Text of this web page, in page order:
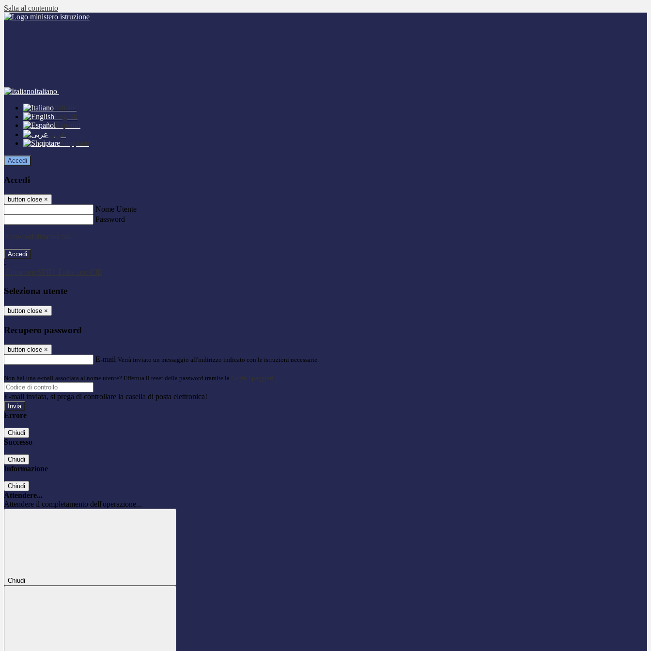
Salta al contenuto
Italiano
Italiano
English
Español
عربى
Shqiptare
Accedi
Accedi
button close ×
Nome Utente
Password
Password dimenticata?
-
Entra con SPID
Entra con CIE
Seleziona utente
button close ×
Recupero password
button close ×
E-mail Verrà inviato un messaggio all'indirizzo indicato con le istruzioni necessarie.
Non hai una e-mail associata al nome utente? Effettua il reset della password tramite la Login Spaggiari
E-mail inviata, si prega di controllare la casella di posta elettronica!
Errore
Chiudi
Successo
Chiudi
Informazione
Chiudi
Attendere...
Attendere il completamento dell'operazione...
Chiudi